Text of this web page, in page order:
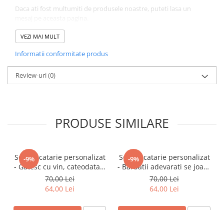
Daca ati fost multumiti de produsele noastre, puteti lasa un
Material: ceramică
Volum:325 ml
Finisare:Lucioasă
vase, rezistentă la zgârieturi, se poate folosi în cuptorul cu
VEZI MAI MULT
Informatii conformitate produs
Review-uri(0)
PRODUSE SIMILARE
-9%
Sort bucatarie personalizat
- Gatesc cu vin, cateodata il
pun si in mancare
70,00 Lei
64,00 Lei
-9%
Sort bucatarie personalizat
- Barbatii adevarati se joaca
cu focul
70,00 Lei
64,00 Lei